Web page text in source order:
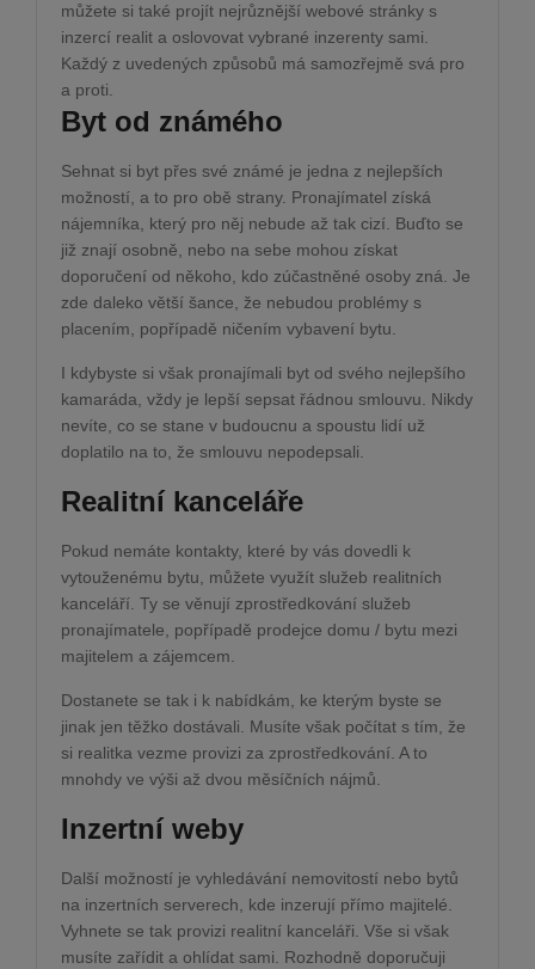
můžete si také projít nejrůznější webové stránky s
inzercí realit a oslovovat vybrané inzerenty sami.
Každý z uvedených způsobů má samozřejmě svá pro
a proti.
Byt od známého
Sehnat si byt přes své známé je jedna z nejlepších
možností, a to pro obě strany. Pronajímatel získá
nájemníka, který pro něj nebude až tak cizí. Buďto se
již znají osobně, nebo na sebe mohou získat
doporučení od někoho, kdo zúčastněné osoby zná. Je
zde daleko větší šance, že nebudou problémy s
placením, popřípadě ničením vybavení bytu.
I kdybyste si však pronajímali byt od svého nejlepšího
kamaráda, vždy je lepší sepsat řádnou smlouvu. Nikdy
nevíte, co se stane v budoucnu a spoustu lidí už
doplatilo na to, že smlouvu nepodepsali.
Realitní kanceláře
Pokud nemáte kontakty, které by vás dovedli k
vytouženému bytu, můžete využít služeb realitních
kanceláří. Ty se věnují zprostředkování služeb
pronajímatele, popřípadě prodejce domu / bytu mezi
majitelem a zájemcem.
Dostanete se tak i k nabídkám, ke kterým byste se
jinak jen těžko dostávali. Musíte však počítat s tím, že
si realitka vezme provizi za zprostředkování. A to
mnohdy ve výši až dvou měsíčních nájmů.
Inzertní weby
Další možností je vyhledávání nemovitostí nebo bytů
na inzertních serverech, kde inzerují přímo majitelé.
Vyhnete se tak provizi realitní kanceláři. Vše si však
musíte zařídit a ohlídat sami. Rozhodně doporučuji